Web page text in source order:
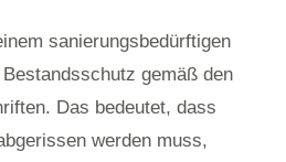
sanierungsbedürftigen
gemäß den
Das bedeutet, dass
werden muss,